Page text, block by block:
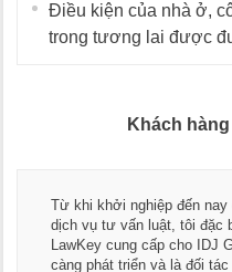
Điều kiện của nhà ở,
trong tương lai được
Khách
Thay mặt Công ty Dương
ngũ luật sư, kế toán của
dụng dịch vụ tư vấn pháp
Chúc các bạn phát triển